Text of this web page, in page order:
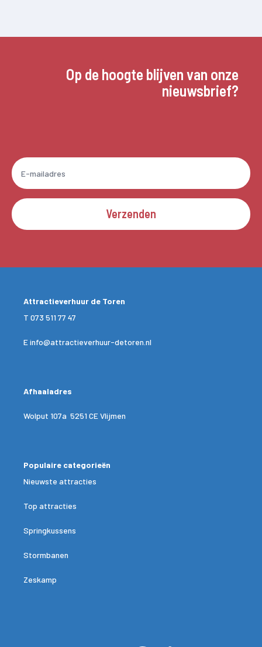
Op de hoogte blijven van onze
nieuwsbrief?
Verzenden
Attractieverhuur de Toren
T 073 511 77 47
Einfo@attractieverhuur-detoren.nl
Afhaaladres
Wolput 107a 5251 CE Vlijmen
Populaire categorieën
Nieuwste attracties
Top attracties
Springkussens
Stormbanen
Zeskamp